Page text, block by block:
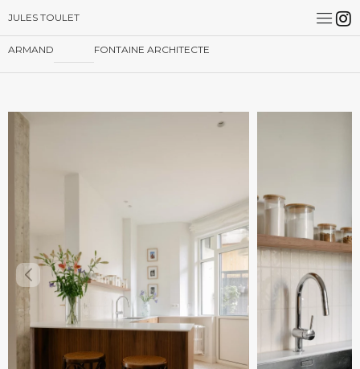
JULES TOULET
ARMAND FONTAINE ARCHITECTE